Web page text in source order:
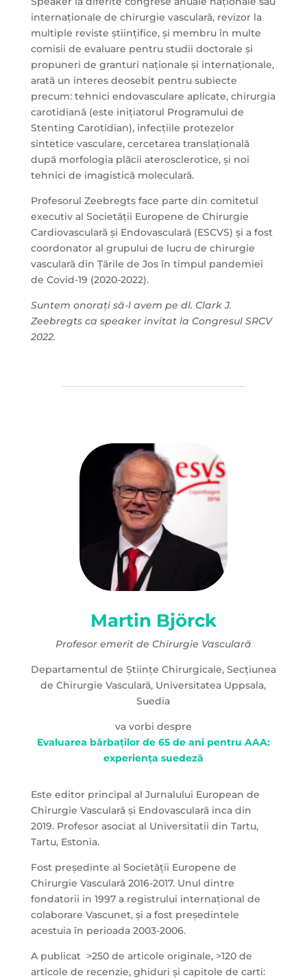
internaționale de chirurgie vasculară, revizor la
multiple reviste științifice, și membru în multe
comisii de evaluare pentru studii doctorale și
propuneri de granturi naționale și internaționale,
arată un interes deosebit pentru subiecte
precum: tehnici endovasculare aplicate, chirurgia
carotidiană (este inițiatorul Programului de
Stenting Carotidian), infecțiile protezelor
sintetice vasculare, cercetarea translațională
după morfologia plăcii aterosclerotice, și noi
tehnici de imagistică moleculară.
Profesorul Zeebregts face parte din comitetul
executiv al Societății Europene de Chirurgie
Cardiovasculară și Endovasculară (ESCVS) și a fost
coordonator al grupului de lucru de chirurgie
vasculară din Țările de Jos în timpul pandemiei
de Covid-19 (2020-2022).
Suntem onorați să-l avem pe dl. Clark J.
Zeebregts ca speaker invitat la Congresul SRCV
2022.
Martin Björck
Profesor emerit de Chirurgie Vasculară
Departamentul de Științe Chirurgicale, Secțiunea
de Chirurgie Vasculară, Universitatea Uppsala,
Suedia
va vorbi despre
Evaluarea bărbaților de 65 de ani pentru AAA:
experiența suedeză
Este editor principal al Jurnalului European de
Chirurgie Vasculară și Endovasculară inca din
2019. Profesor asociat al Universitatii din Tartu,
Tartu, Estonia.
Fost președinte al Societății Europene de
Chirurgie Vasculară 2016-2017. Unul dintre
fondatorii in 1997 a registrului internațional de
colaborare Vascunet, și a fost președintele
acestuia în perioada 2003-2006.
A publicat >250 de articole originale, >120 de
articole de recenzie, ghiduri și capitole de carti: